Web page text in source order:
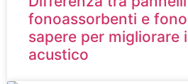
fonoassorbenti e
sapere per migliorare
acustico